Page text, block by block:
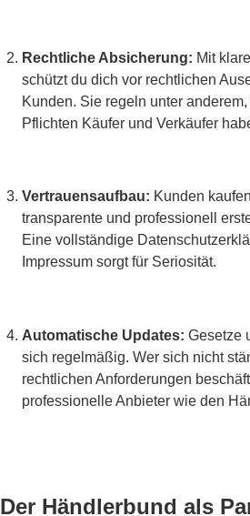
Rechtliche Absicherung: Mit
schützt du dich vor rechtlichen
Kunden. Sie regeln unter
Pflichten Käufer und Verkäufer
Vertrauensaufbau: Kunden
transparente und professionell
Eine vollständige
Impressum sorgt für Seriosität.
Automatische Updates: Gesetze
sich regelmäßig. Wer sich nicht
rechtlichen Anforderungen
professionelle Anbieter wie den
Der Händlerbund als